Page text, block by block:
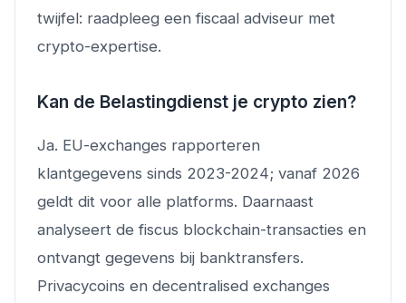
twijfel: raadpleeg een fiscaal adviseur met
crypto-expertise.
Kan de Belastingdienst je crypto zien?
Ja. EU-exchanges rapporteren
klantgegevens sinds 2023-2024; vanaf 2026
geldt dit voor alle platforms. Daarnaast
analyseert de fiscus blockchain-transacties en
ontvangt gegevens bij banktransfers.
Privacycoins en decentralised exchanges